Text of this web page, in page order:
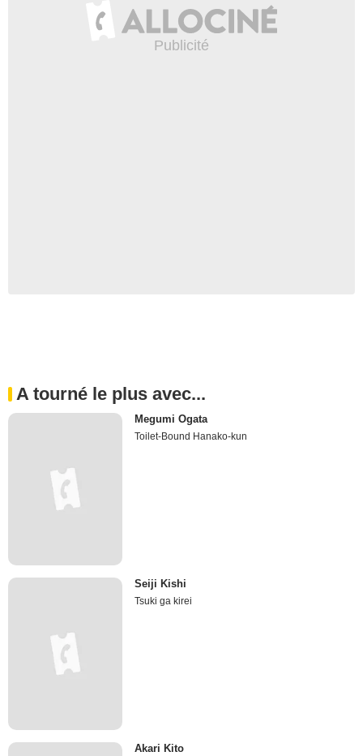
A tourné le plus avec...
Megumi Ogata
Toilet-Bound Hanako-kun
Seiji Kishi
Tsuki ga kirei
Akari Kito